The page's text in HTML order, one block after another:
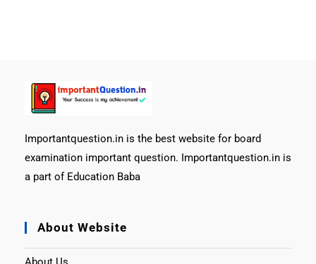
Importantquestion.in is the best website for board
examination important question. Importantquestion.in is
a part of Education Baba
About Website